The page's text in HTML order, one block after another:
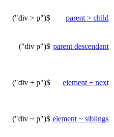
parent > child
$("div > p")
parent descendant
$("div p")
element + next
$("div + p")
element ~ siblings
$("div ~ p")